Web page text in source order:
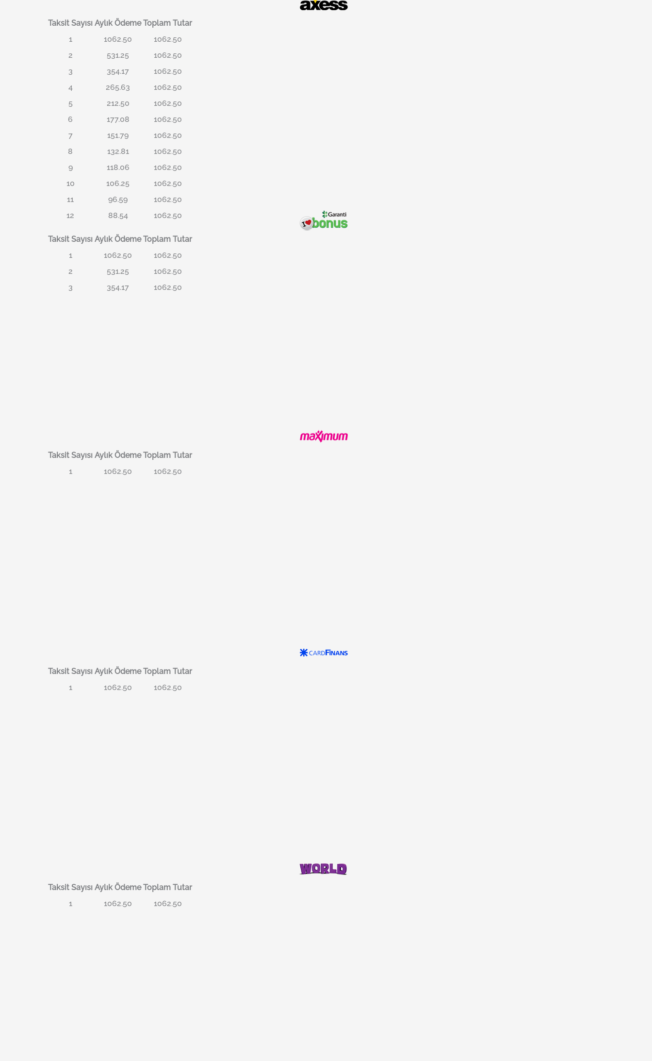
Taksit Sayısı Aylık Ödeme Toplam Tutar
1
1062.50
1062.50
2
531.25
1062.50
3
354.17
1062.50
4
265.63
1062.50
5
212.50
1062.50
6
177.08
1062.50
7
151.79
1062.50
8
132.81
1062.50
9
118.06
1062.50
10
106.25
1062.50
11
96.59
1062.50
12
88.54 1062.50
Taksit Sayısı Aylık Ödeme Toplam Tutar
1
1062.50
1062.50
2
531.25
1062.50
3
354.17 1062.50
Taksit Sayısı Aylık Ödeme Toplam Tutar
1
1062.50 1062.50
Taksit Sayısı Aylık Ödeme Toplam Tutar
1
1062.50 1062.50
Taksit Sayısı Aylık Ödeme Toplam Tutar
1
1062.50 1062.50